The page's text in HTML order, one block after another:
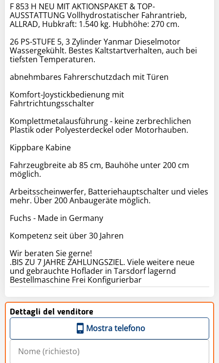
F 853 H NEU MIT AKTIONSPAKET & TOP-
AUSSTATTUNG Vollhydrostatischer Fahrantrieb,
ALLRAD, Hubkraft: 1.540 kg. Hubhöhe: 270 cm.
26 PS-STUFE 5, 3 Zylinder Yanmar Dieselmotor
Wassergekühlt. Bestes Kaltstartverhalten, auch bei
tiefsten Temperaturen.
abnehmbares Fahrerschutzdach mit Türen
Komfort-Joystickbedienung mit
Fahrtrichtungsschalter
Komplettmetalausführung - keine zerbrechlichen
Plastik oder Polyesterdeckel oder Motorhauben.
Kippbare Kabine
Fahrzeugbreite ab 85 cm, Bauhöhe unter 200 cm
möglich.
Arbeitsscheinwerfer, Batteriehauptschalter und vieles
mehr. Über 200 Anbaugeräte möglich.
Fuchs - Made in Germany
Kompetenz seit über 30 Jahren
Wir beraten Sie gerne!
.BIS ZU 7 JAHRE ZAHLUNGSZIEL. Viele weitere neue
und gebrauchte Hoflader in Tarsdorf lagernd
Bestellmaschine Frei Konfigurierbar
Dettagli del venditore
Mostra telefono